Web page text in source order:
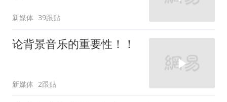
新媒体 39跟贴
论背景音乐的重要性！！
新媒体 2跟贴